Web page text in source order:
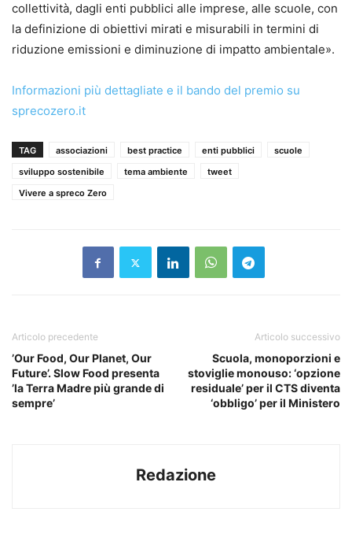
collettività, dagli enti pubblici alle imprese, alle scuole, con
la definizione di obiettivi mirati e misurabili in termini di
riduzione emissioni e diminuzione di impatto ambientale».
Informazioni più dettagliate e il bando del premio su
sprecozero.it
TAG associazioni best practice enti pubblici
scuole
sviluppo sostenibile
tema ambiente
tweet
Vivere a spreco Zero
Articolo precedente
’Our Food, Our Planet, Our
Future’. Slow Food presenta
’la Terra Madre più grande di
sempre’
Articolo successivo
Scuola, monoporzioni e
stoviglie monouso: ‘opzione
residuale’ per il CTS diventa
‘obbligo’ per il Ministero
Redazione